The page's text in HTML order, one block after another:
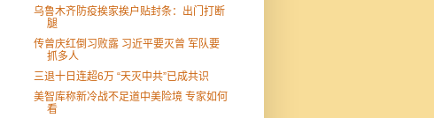
乌鲁木齐防疫挨家挨户贴封条：出门打断
腿
传曾庆红倒习败露 习近平要灭曾 军队要
抓多人
三退十日连超6万 “天灭中共”已成共识
美智库称新冷战不足道中美险境 专家如何
看